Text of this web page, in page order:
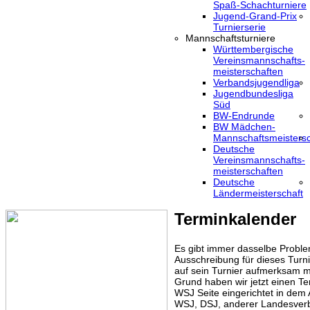
Spaß-Schachturniere
Jugend-Grand-Prix
Turnierserie
Mannschaftsturniere
Württembergische
Vereinsmannschafts-
meisterschaften
Verbandsjugendliga
Jugendbundesliga
Süd
BW-Endrunde
BW Mädchen-
Deutsche
Vereinsmannschafts-
meisterschaften
Deutsche
Ländermeisterschaft
Terminkalender
Es gibt immer dasselbe
Ausschreibung für dieses
auf sein Turnier aufmerksam
Grund haben wir jetzt einen
WSJ Seite eingerichtet in dem
WSJ, DSJ, anderer